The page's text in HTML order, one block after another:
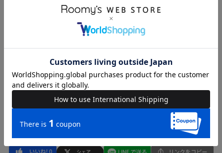
WOMENS > トップス > Tシャツ/カットソー
表地 綿-100%
605 円 (税込) （送料について）
返品・交換
返品特約
品名
【MARRONCREAM】HEART TEE
品番
56610724